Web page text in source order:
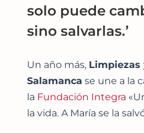
solo puede
sino salvarlas.’
Un año más, Limpiezas
Salamanca se une a la
la Fundación Integra
la vida. A María se la